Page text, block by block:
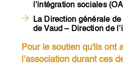
l’intégration sociales
La Direction générale
de Vaud – Direction de
Pour le soutien qu'ils ont
l’association durant ces